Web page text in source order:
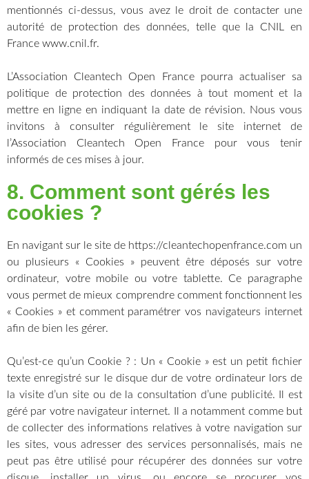
mentionnés ci-dessus, vous avez le droit de contacter une
autorité de protection des données, telle que la CNIL en
France www.cnil.fr.
L’Association Cleantech Open France pourra actualiser sa
politique de protection des données à tout moment et la
mettre en ligne en indiquant la date de révision. Nous vous
invitons à consulter régulièrement le site internet de
l’Association Cleantech Open France pour vous tenir
informés de ces mises à jour.
8. Comment sont gérés les
cookies ?
En navigant sur le site de https://cleantechopenfrance.com un
ou plusieurs « Cookies » peuvent être déposés sur votre
ordinateur, votre mobile ou votre tablette. Ce paragraphe
vous permet de mieux comprendre comment fonctionnent les
« Cookies » et comment paramétrer vos navigateurs internet
afin de bien les gérer.
Qu’est-ce qu’un Cookie ? : Un « Cookie » est un petit fichier
texte enregistré sur le disque dur de votre ordinateur lors de
la visite d’un site ou de la consultation d’une publicité. Il est
géré par votre navigateur internet. Il a notamment comme but
de collecter des informations relatives à votre navigation sur
les sites, vous adresser des services personnalisés, mais ne
peut pas être utilisé pour récupérer des données sur votre